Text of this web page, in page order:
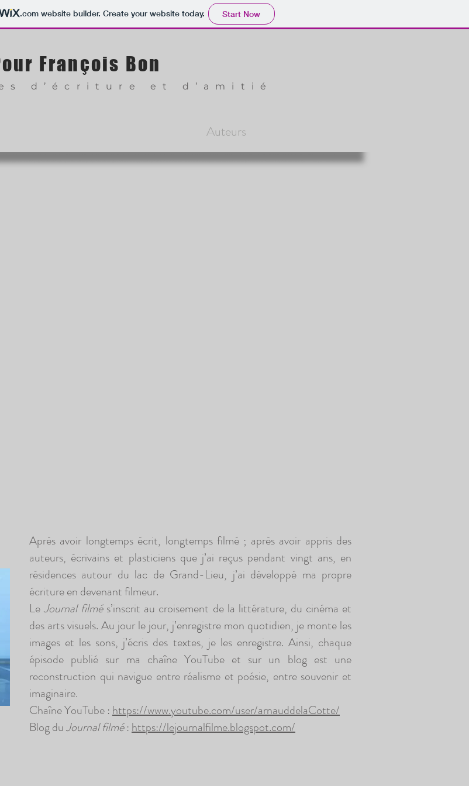
.comwebsite builder. Create your website today. Start Now
d’écriture et d’amitié
François Bon
Auteurs
Après avoir longtemps écrit, longtemps filmé ; après avoir appris des
auteurs, écrivains et plasticiens que j’ai reçus pendant vingt ans, en
résidences autour du lac de Grand-Lieu, j’ai développé ma propre
écriture en devenant filmeur.
LeJournal filmé s’inscrit au croisement de la littérature, du cinéma et
des arts visuels. Au jour le jour, j’enregistre mon quotidien, je monte les
images et les sons, j’écris des textes, je les enregistre. Ainsi, chaque
épisode publié sur ma chaîne YouTube et sur un blog est une
reconstruction qui navigue entre réalisme et poésie, entre souvenir et
imaginaire.
Chaîne YouTube :https://www.youtube.com/user/arnauddelaCotte/
Blog du Journal filmé:https://lejournalfilme.blogspot.com/